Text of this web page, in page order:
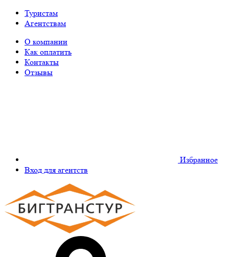
Туристам
Агентствам
О компании
Как оплатить
Контакты
Отзывы
Избранное
Вход для агентств